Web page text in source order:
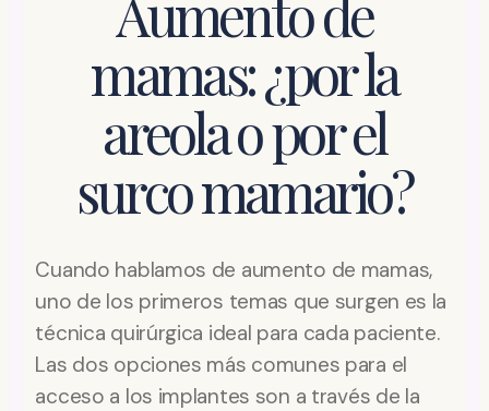
mamas: ¿por la
areola o por el
surco mamario?
Cuando hablamos de aumento de mamas,
uno de los primeros temas que surgen es la
técnica quirúrgica ideal para cada paciente.
Las dos opciones más comunes para el
acceso a los implantes son a través de la